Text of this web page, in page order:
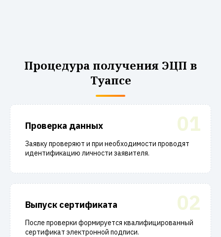
Процедура получения ЭЦП в
Туапсе
01
Проверка данных
Заявку проверяют и при необходимости проводят
идентификацию личности заявителя.
02
Выпуск сертификата
После проверки формируется квалифицированный
сертификат электронной подписи.